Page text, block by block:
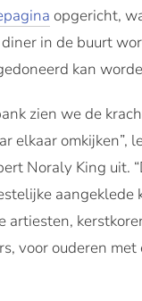
opgericht,
in de buurt
kan
zien we de
elkaar omkijken”,
Noraly King uit.
aangeklede
artiesten,
voor ouderen met